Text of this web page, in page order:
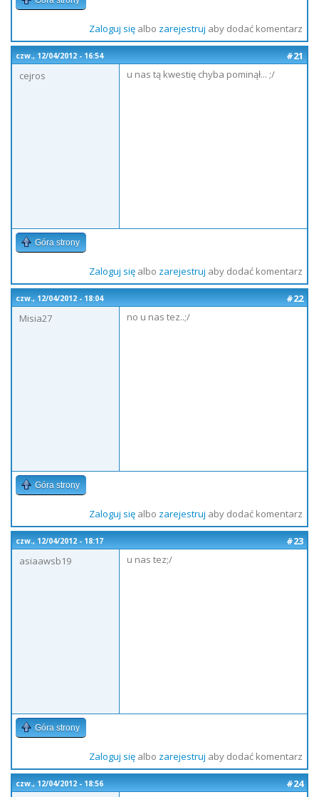
Zaloguj sięalbo zarejestruj aby dodać komentarz
czw., 12/04/2012 - 16:54
#21
cejros
u nas tą kwestię chyba pominął... ;/
Góra strony
Zaloguj sięalbo zarejestruj aby dodać komentarz
czw., 12/04/2012 - 18:04
#22
Misia27
no u nas tez..;/
Góra strony
Zaloguj sięalbo zarejestruj aby dodać komentarz
czw., 12/04/2012 - 18:17
#23
asiaawsb19
u nas tez;/
Góra strony
Zaloguj sięalbo zarejestruj aby dodać komentarz
czw., 12/04/2012 - 18:56
#24